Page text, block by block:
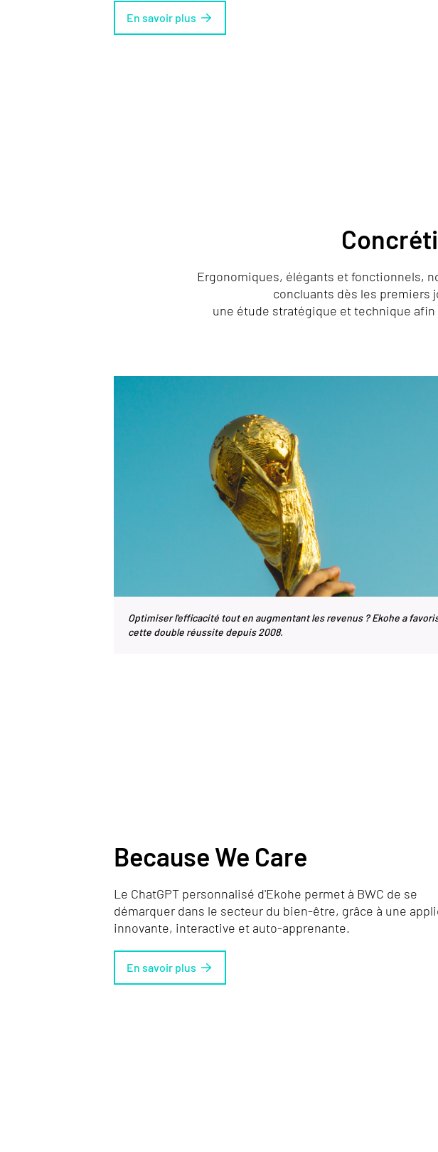
En savoir plus
Ergonomiques, élégants et fonctionnels,
concluants dès les premiers
une étude stratégique et technique
Optimiser l'efficacité tout en augmentant les revenus ? Ekohe a
cette double réussite depuis 2008.
Because We Care
Le ChatGPT personnalisé d'Ekohe permet à BWC de se
démarquer dans le secteur du bien-être, grâce à une
innovante, interactive et auto-apprenante.
En savoir plus